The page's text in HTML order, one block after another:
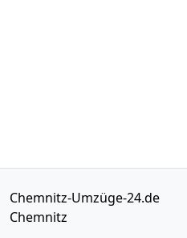
Chemnitz-Umzüge-24.de
Chemnitz